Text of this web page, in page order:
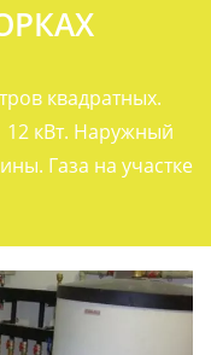
квадратных.
12 кВт. Наружный
Газа на участке